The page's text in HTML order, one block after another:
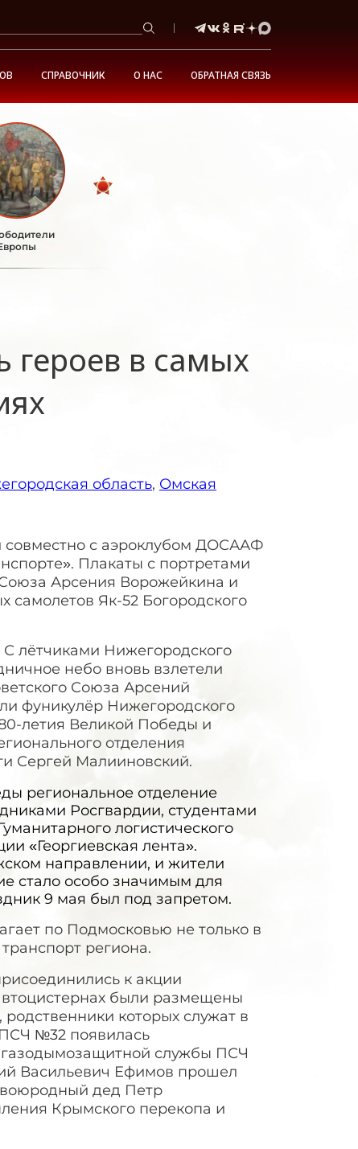
СПРАВОЧНИК О НАС ОБРАТНАЯ СВЯЗЬ
героев в самых
область, Омская
совместно с аэроклубом ДОСААФ
Плакаты с портретами
Арсения Ворожейкина и
самолетов Як-52 Богородского
лётчиками Нижегородского
небо вновь взлетели
Союза Арсений
фуникулёр Нижегородского
летия Великой Победы и
отделения
Сергей Малииновский.
региональное отделение
Росгвардии, студентами
логистического
«Георгиевская лента».
направлении, и жители
стало особо значимым для
9 мая был под запретом.
по Подмосковью не только в
региона.
к акции
были размещены
которых служат в
№32 появилась
службы ПСЧ
Васильевич Ефимов прошел
дед Петр
Крымского перекопа и